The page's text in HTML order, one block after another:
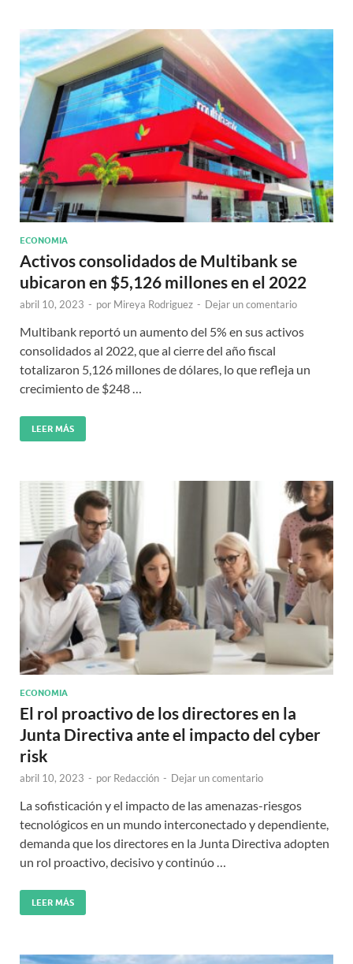
ECONOMIA
Activos consolidados de Multibank se
ubicaron en $5,126 millones en el 2022
abril 10, 2023 - por Mireya Rodriguez - Dejar un comentario
Multibank reportó un aumento del 5% en sus activos
consolidados al 2022, que al cierre del año fiscal
totalizaron 5,126 millones de dólares, lo que refleja un
crecimiento de $248 …
LEER MÁS
ECONOMIA
El rol proactivo de los directores en la
Junta Directiva ante el impacto del cyber
risk
abril 10, 2023 - por Redacción - Dejar un comentario
La sofisticación y el impacto de las amenazas-riesgos
tecnológicos en un mundo interconectado y dependiente,
demanda que los directores en la Junta Directiva adopten
un rol proactivo, decisivo y continúo …
LEER MÁS